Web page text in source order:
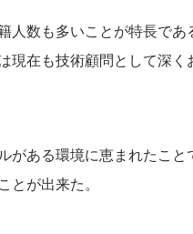
人数も多いことが特長であ
現在も技術顧問として深く
がある環境に恵まれたこと
とが出来た。